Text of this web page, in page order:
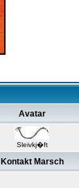
Avatar
Sleivkj�ft
Kontakt Marsch